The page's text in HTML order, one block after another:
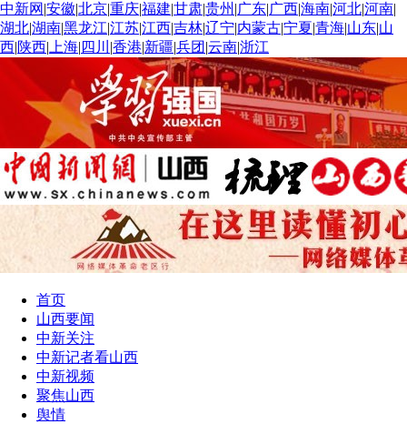
中新网 |安徽|北京|重庆|福建|甘肃|贵州 |广东|广西|海南|河北|河南|
湖北|湖南|黑龙江|江苏|江西|吉林|辽宁|内蒙古|宁夏|青海|山东|山
西|陕西| 上海| 四川 |香港|新疆|兵团 |云南|浙江
首页
山西要闻
中新关注
中新记者看山西
中新视频
聚焦山西
舆情